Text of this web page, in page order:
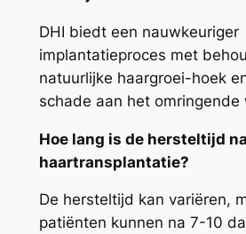
DHI biedt een nauwkeuriger
implantatieproces met
natuurlijke haargroei-hoek
schade aan het omringende
Hoe lang is de hersteltijd
haartransplantatie?
De hersteltijd kan variëren,
patiënten kunnen na 7-10